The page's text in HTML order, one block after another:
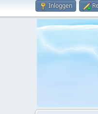
Inloggen